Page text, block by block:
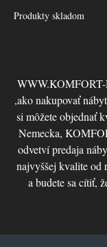
Produkty skladom
,ako nakupovať
si môžete objednať
Nemecka,
odvetví predaja
najvyššej kvalite od
a budete sa cítiť,